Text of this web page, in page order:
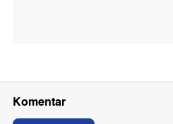
Komentar